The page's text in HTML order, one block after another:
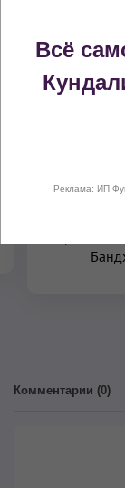
Комментарии (0)
Всё
Реклама: ИП